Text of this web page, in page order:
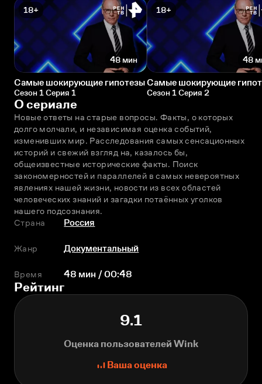
18+
48 мин
Самые шокирующие гипотезы
Сезон 1 Серия 1
18+
48
Самые шокирующие
Сезон 1 Серия 2
О сериале
Новые ответы на старые вопросы. Факты, о которых
долго молчали, и независимая оценка событий,
изменивших мир. Расследования самых сенсационных
историй и свежий взгляд на, казалось бы,
общеизвестные исторические факты. Поиск
закономерностей и параллелей в самых невероятных
явлениях нашей жизни, новости из всех областей
человеческих знаний и загадки потаённых уголков
нашего подсознания.
Страна
Россия
Жанр Документальный
Время 48 мин / 00:48
Рейтинг
9.1
Оценка пользователей Wink
Ваша оценка